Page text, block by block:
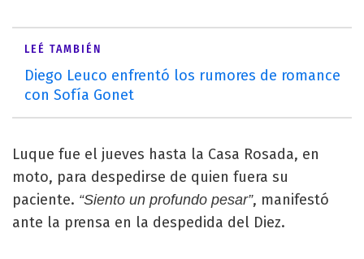
LEÉ TAMBIÉN
Diego Leuco enfrentó los rumores de romance
con Sofía Gonet
Luque fue el jueves hasta la Casa Rosada, en
moto, para despedirse de quien fuera su
paciente. “Siento un profundo pesar”, manifestó
ante la prensa en la despedida del Diez.